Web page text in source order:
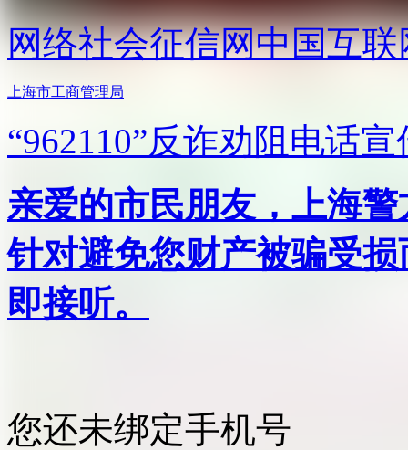
网络社会征信网中国互
上海市工商管理局
“962110”反诈劝阻电话宣
亲爱的市民朋友，上海
针对避免您财产被骗受
即接听。
您还未绑定手机号